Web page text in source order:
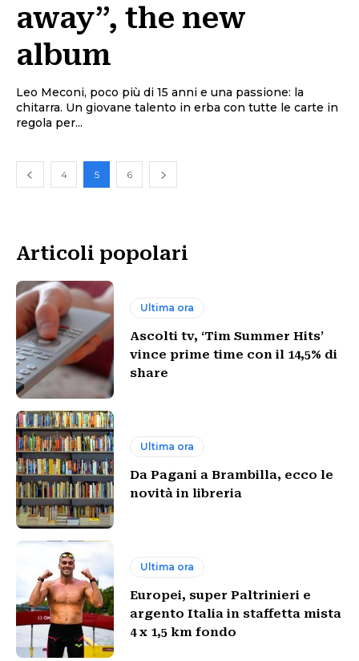
away”, the new
album
Leo Meconi, poco più di 15 anni e una passione: la
chitarra. Un giovane talento in erba con tutte le carte in
regola per...
4 5 6
Articoli popolari
Ultima ora
Ascolti tv, ‘Tim Summer Hits’
vince prime time con il 14,5% di
share
Ultima ora
Da Pagani a Brambilla, ecco le
novità in libreria
Ultima ora
Europei, super Paltrinieri e
argento Italia in staffetta mista
4 x 1,5 km fondo